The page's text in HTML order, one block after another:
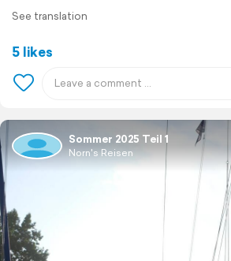
See translation
5 likes
Sommer 2025 Teil 1
Norn's Reisen